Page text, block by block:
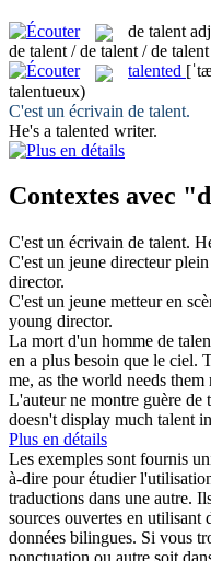
de talent
de talent / de talent / de
talented
talentueux)
C'est un écrivain de talent.
He's a talented writer.
Contextes avec
C'est un écrivain de talent.
C'est un jeune directeur plein
director.
C'est un jeune metteur en
young director.
La mort d'un homme de
en a plus besoin que le ciel.
me, as the world needs them
L'auteur ne montre guère de
doesn't display much talent
Plus en détails
Les exemples sont fournis
à-dire pour étudier
traductions dans une autre.
sources ouvertes en utilisant
données bilingues. Si vous